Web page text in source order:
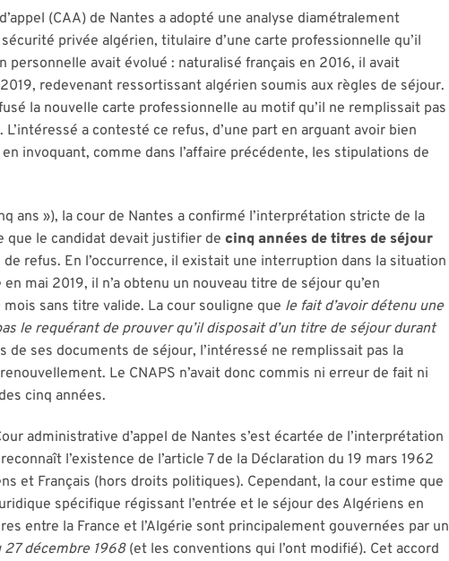
(CAA) de Nantes a adopté une analyse diamétralement
privée algérien, titulaire d’une carte professionnelle qu’il
avait évolué : naturalisé français en 2016, il avait
redevenant ressortissant algérien soumis aux règles de séjour.
la nouvelle carte professionnelle au motif qu’il ne remplissait pas
a contesté ce refus, d’une part en arguant avoir bien
invoquant, comme dans l’affaire précédente, les stipulations de
ans »), la cour de Nantes a confirmé l’interprétation stricte de la
que le candidat devait justifier de cinq années de titres de séjour
refus. En l’occurrence, il existait une interruption dans la situation
mai 2019, il n’a obtenu un nouveau titre de séjour qu’en
sans titre valide. La cour souligne que le fait d’avoir détenu une
le requérant de prouver qu’il disposait d’un titre de séjour durant
de ses documents de séjour, l’intéressé ne remplissait pas la
Le CNAPS n’avait donc commis ni erreur de fait ni
cinq années.
administrative d’appel de Nantes s’est écartée de l’interprétation
l’existence de l’article 7 de la Déclaration du 19 mars 1962
et Français (hors droits politiques). Cependant, la cour estime que
spécifique régissant l’entrée et le séjour des Algériens en
entre la France et l’Algérie sont principalement gouvernées par un
27 décembre 1968(et les conventions qui l’ont modifié). Cet accord